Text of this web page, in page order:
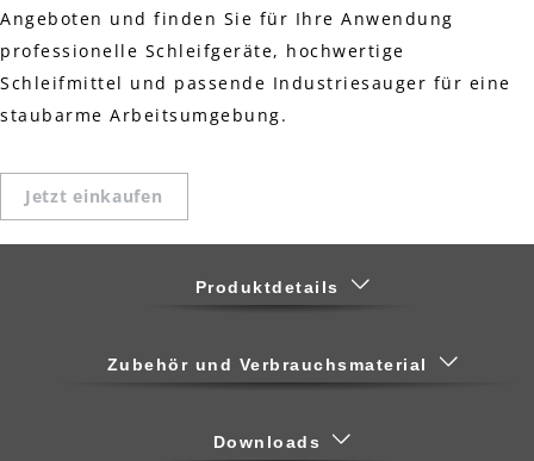
Angeboten und finden Sie für Ihre Anwendung
professionelle Schleifgeräte, hochwertige
Schleifmittel und passende Industriesauger für eine
staubarme Arbeitsumgebung.
Jetzt einkaufen
Produktdetails
Zubehör und Verbrauchsmaterial
Downloads